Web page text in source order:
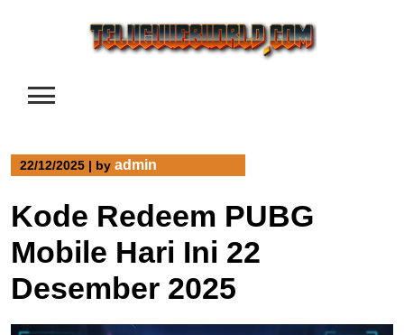
22/12/2025 | by admin
Kode Redeem PUBG
Mobile Hari Ini 22
Desember 2025